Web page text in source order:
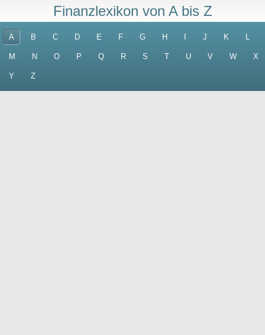
Finanzlexikon von A bis Z
A B C D E F G H J K L
M N O P Q R S T U V W X
Y Z